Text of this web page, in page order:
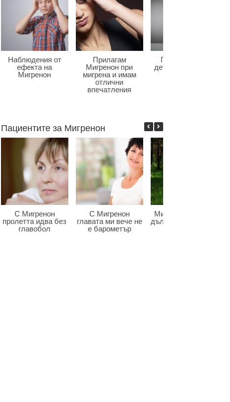
Наблюдения от
ефекта на
Мигренон
Прилагам
Мигренон при
мигрена и имам
отлични
впечатления
Главоболие в
детската възраст
Пациентите за Мигренон
С Мигренон
пролетта идва без
главобол
С Мигренон
главата ми вече не
е барометър
Мигренон победи
дългогодишната ми